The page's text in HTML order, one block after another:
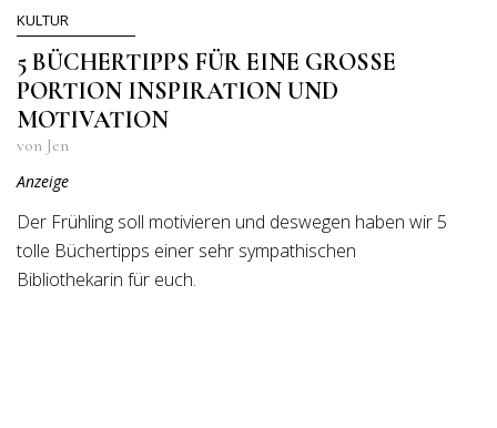
KULTUR
5 BÜCHERTIPPS FÜR EINE GROSSE P
ORTION INSPIRATION UND M
OTIVATION
von Jen
Anzeige
Der Frühling soll motivieren und deswegen haben wir 5
tolle Büchertipps einer sehr sympathischen
Bibliothekarin für euch.